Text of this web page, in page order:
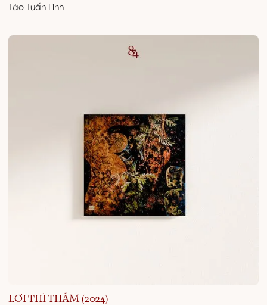
Tào Tuấn Linh
LỜI THÌ THẦM (2024)